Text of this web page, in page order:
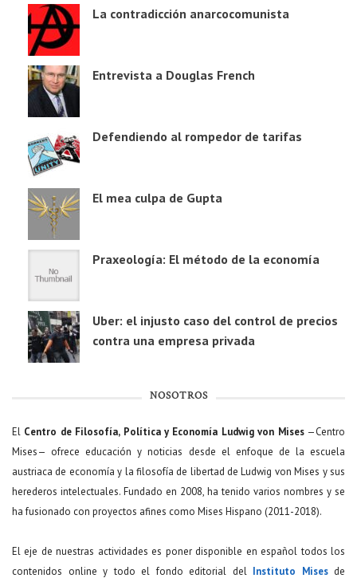
La contradicción anarcocomunista
Entrevista a Douglas French
Defendiendo al rompedor de tarifas
El mea culpa de Gupta
Praxeología: El método de la economía
Uber: el injusto caso del control de precios
contra una empresa privada
NOSOTROS
El Centro de Filosofía, Política y Economía Ludwig von Mises—Centro
Mises— ofrece educación y noticias desde el enfoque de la escuela
austriaca de economía y la filosofía de libertad de Ludwig von Mises y sus
herederos intelectuales. Fundado en 2008, ha tenido varios nombres y se
ha fusionado con proyectos afines como Mises Hispano (2011-2018).
El eje de nuestras actividades es poner disponible en español todos los
contenidos online y todo el fondo editorial del Instituto Misesde